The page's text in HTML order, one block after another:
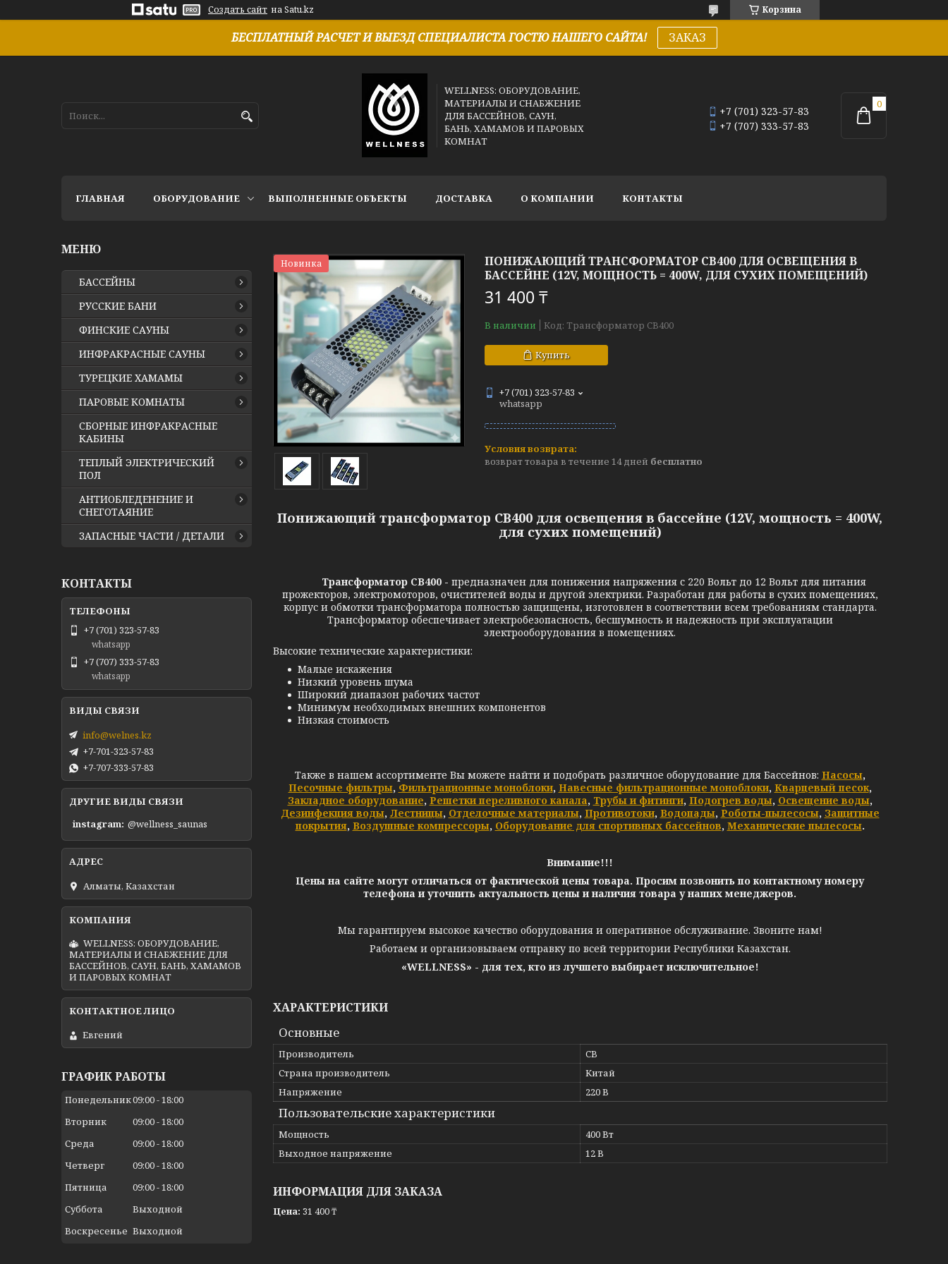
Создать сайт на Satu.kz Корзина
БЕСПЛАТНЫЙ РАСЧЕТ И ВЫЕЗД СПЕЦИАЛИСТА ГОСТЮ НАШЕГО САЙТА! ЗАКАЗ
WELLNESS: ОБОРУДОВАНИЕ,
МАТЕРИАЛЫ И СНАБЖЕНИЕ
ДЛЯ БАССЕЙНОВ, САУН,
БАНЬ, ХАМАМОВ И ПАРОВЫХ
КОМНАТ
+7 (701) 323-57-83
+7 (707) 333-57-83
ГЛАВНАЯ ОБОРУДОВАНИЕ ВЫПОЛНЕННЫЕ ОБЪЕКТЫ ДОСТАВКА О КОМПАНИИ КОНТАКТЫ
Новинка
ПОНИЖАЮЩИЙ ТРАНСФОРМАТОР CB400 ДЛЯ ОСВЕЩЕНИЯ В
БАССЕЙНЕ (12V, МОЩНОСТЬ = 400W, ДЛЯ СУХИХ ПОМЕЩЕНИЙ)
31 400 ₸
В наличии Код: Трансформатор CB400
Купить
+7 (701) 323-57-83
whatsapp
возврат товара в течение 14 дней бесплатно
Понижающий трансформатор CB400 для освещения в бассейне (12V, мощность = 400W,
для сухих помещений)
Трансформатор CB400 - предназначен для понижения напряжения с 220 Вольт до 12 Вольт для питания
прожекторов, электромоторов, очистителей воды и другой электрики. Разработан для работы в сухих помещениях,
корпус и обмотки трансформатора полностью защищены, изготовлен в соответствии всем требованиям стандарта.
Трансформатор обеспечивает электробезопасность, бесшумность и надежность при эксплуатации
электрооборудования в помещениях.
Высокие технические характеристики:
Малые искажения
Низкий уровень шума
Широкий диапазон рабочих частот
Минимум необходимых внешних компонентов
Низкая стоимость
Также в нашем ассортименте Вы можете найти и подобрать различное оборудование для Бассейнов: Насосы,
Песочные фильтры, Фильтрационные моноблоки, Навесные фильтрационные моноблоки, Кварцевый песок,
Закладное оборудование, Решетки переливного канала, Трубы и фитинги, Подогрев воды, Освещение воды,
Дезинфекция воды, Лестницы, Отделочные материалы, Противотоки, Водопады, Роботы-пылесосы, Защитные
покрытия, Воздушные компрессоры, Оборудование для спортивных бассейнов, Механические пылесосы.
Внимание!!!
Цены на сайте могут отличаться от фактической цены товара. Просим позвонить по контактному номеру
телефона и уточнить актуальность цены и наличия товара у наших менеджеров.
Мы гарантируем высокое качество оборудования и оперативное обслуживание. Звоните нам!
Работаем и организовываем отправку по всей территории Республики Казахстан.
«WELLNESS» - для тех, кто из лучшего выбирает исключительное!
ХАРАКТЕРИСТИКИ
Основные
Производитель
CB
Страна производитель
Китай
Напряжение
220 В
Пользовательские характеристики
Мощность
400 Вт
Выходное напряжение
12 В
ИНФОРМАЦИЯ ДЛЯ ЗАКАЗА
Цена: 31 400 ₸
БАССЕЙНЫ
РУССКИЕ БАНИ
ФИНСКИЕ САУНЫ
ИНФРАКРАСНЫЕ САУНЫ
ТУРЕЦКИЕ ХАМАМЫ
ПАРОВЫЕ КОМНАТЫ
СБОРНЫЕ ИНФРАКРАСНЫЕ
КАБИНЫ
ТЕПЛЫЙ ЭЛЕКТРИЧЕСКИЙ
ПОЛ
АНТИОБЛЕДЕНЕНИЕ И
СНЕГОТАЯНИЕ
ЗАПАСНЫЕ ЧАСТИ / ДЕТАЛИ
КОНТАКТЫ
+7 (701) 323-57-83
whatsapp
+7 (707) 333-57-83
whatsapp
info@welnes.kz
+7-701-323-57-83
+7-707-333-57-83
ДРУГИЕ ВИДЫ СВЯЗИ
instagram @wellness_saunas
Алматы, Казахстан
WELLNESS: ОБОРУДОВАНИЕ,
МАТЕРИАЛЫ И СНАБЖЕНИЕ ДЛЯ
БАССЕЙНОВ, САУН, БАНЬ, ХАМАМОВ
И ПАРОВЫХ КОМНАТ
Евгений
ГРАФИК РАБОТЫ
Понедельник09:00 18:00
Вторник
09:00 18:00
Среда
09:00 18:00
Четверг
09:00 18:00
Пятница
09:00 18:00
Суббота
Выходной
Воскресенье Выходной